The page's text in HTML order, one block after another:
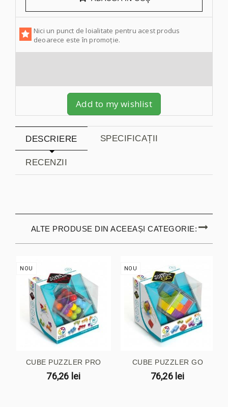
Nici un punct de loialitate pentru acest produs
deoarece este în promoție.
Add to my wishlist
DESCRIERE SPECIFICAȚII
RECENZII
ALTE PRODUSE DIN ACEEAȘI CATEGORIE:
NOU
CUBE PUZZLER PRO
76,26 lei
NOU
CUBE PUZZLER GO
76,26 lei